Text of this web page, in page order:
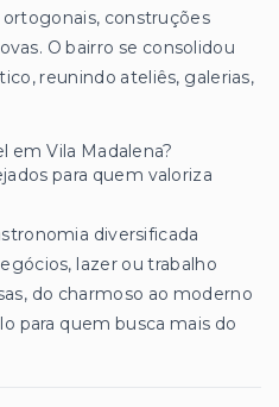
ortogonais, construções
O bairro se consolidou
reunindo ateliês, galerias,
em Vila Madalena?
para quem valoriza
diversificada
lazer ou trabalho
do charmoso ao moderno
para quem busca mais do